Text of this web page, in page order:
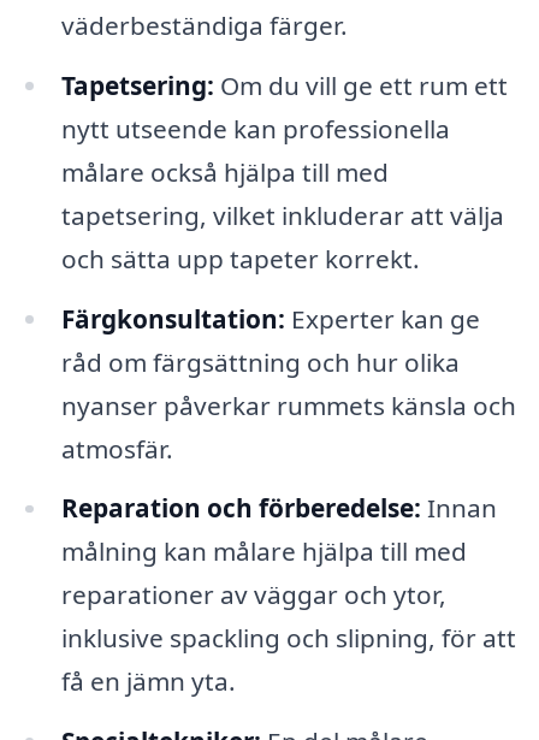
väderbeständiga färger.
Tapetsering: Om du vill ge ett rum ett
nytt utseende kan professionella
målare också hjälpa till med
tapetsering, vilket inkluderar att välja
och sätta upp tapeter korrekt.
Färgkonsultation: Experter kan ge
råd om färgsättning och hur olika
nyanser påverkar rummets känsla och
atmosfär.
Reparation och förberedelse: Innan
målning kan målare hjälpa till med
reparationer av väggar och ytor,
inklusive spackling och slipning, för att
få en jämn yta.